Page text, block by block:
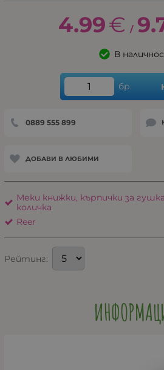
4.99€ /
В
бр.
0889 555 899
ДОБАВИ В ЛЮБИМИ
Меки книжки, кърпички за
количка
Reer
Рейтинг: